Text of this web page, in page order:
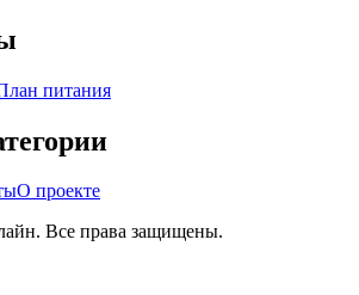
питания
О проекте
Все права защищены.